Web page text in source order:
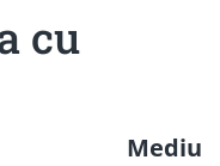
cu
Mediu